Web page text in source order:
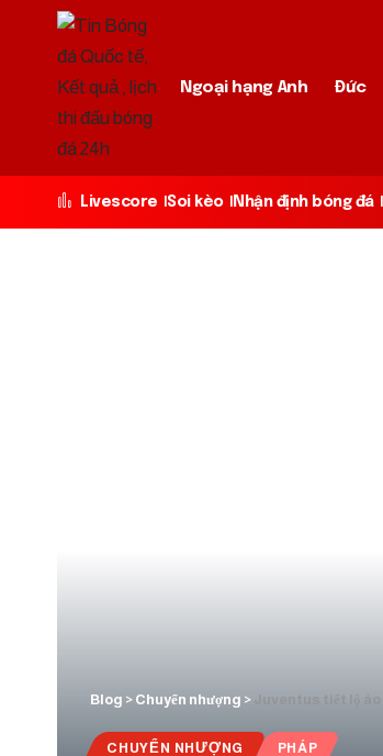
Ngoại hạng Anh Đức
Livescore Soi kèo Nhận định bóng đá
Blog > Chuyển nhượng >
CHUYỂN NHƯỢNG PHÁP